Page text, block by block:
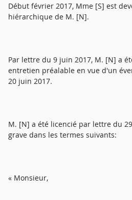
Début février 2017, Mme [S] est
hiérarchique de M. [N].
Par lettre du 9 juin 2017, M. [N] a
entretien préalable en vue d'un
20 juin 2017.
M. [N] a été licencié par lettre du
grave dans les termes suivants:
« Monsieur,